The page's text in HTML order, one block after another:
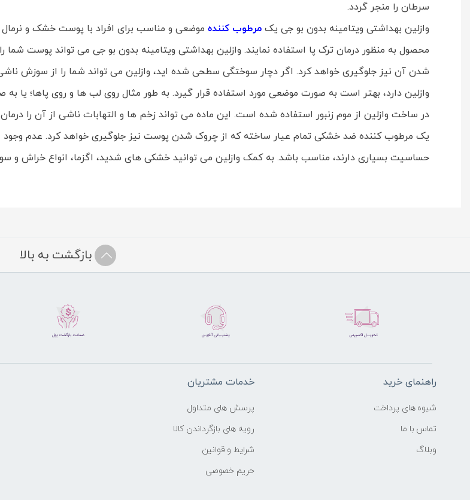
سرطان را منجر گردد.
وازلین بهداشتی ویتامینه بدون بو جی یک مرطوب کننده موضعی و مناسب برای افراد با پوست خشک و
شدن آن نیز جلوگیری خواهد کرد. اگر دچار سوختگی سطحی شده اید، وازلین می تواند شما را از سوزش ناشی
وازلین دارد، بهتر است به صورت موضعی مورد استفاده قرار گیرد. به طور مثال روی لب ها و روی
یک مرطوب کننده ضد خشکی تمام عیار ساخته که از چروک شدن پوست نیز جلوگیری خواهد کرد. عدم وجود
حساسیت بسیاری دارند، مناسب باشد. به کمک وازلین می توانید خشکی های شدید، اگزما، انواع خراش و
بازگشت به بالا
راهنمای خرید
شیوه های پرداخت
تماس با ما
وبلاگ
خدمات مشتریان
پرسش های متداول
رویه های بازگرداندن کالا
شرایط و قوانین
حریم خصوصی